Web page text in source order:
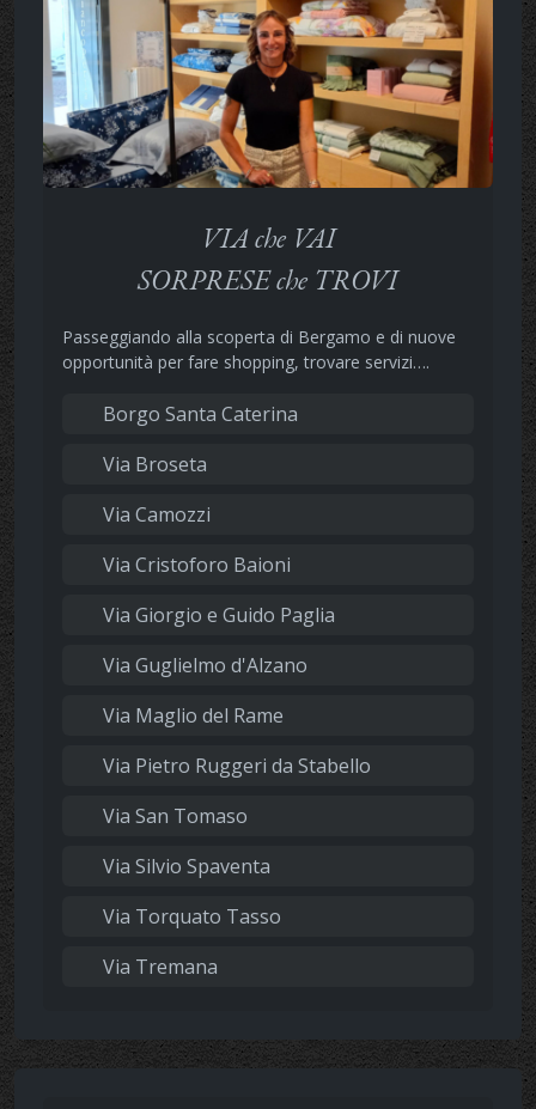
VIA che VAI
SORPRESE che TROVI
Passeggiando alla scoperta di Bergamo e di nuove
opportunità per fare shopping, trovare servizi….
Borgo Santa Caterina
Via Broseta
Via Camozzi
Via Cristoforo Baioni
Via Giorgio e Guido Paglia
Via Guglielmo d'Alzano
Via Maglio del Rame
Via Pietro Ruggeri da Stabello
Via San Tomaso
Via Silvio Spaventa
Via Torquato Tasso
Via Tremana